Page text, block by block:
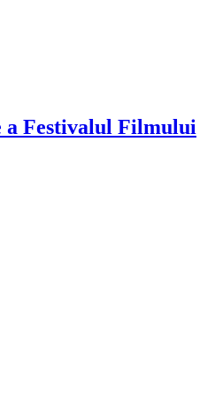
a Festivalul Filmului